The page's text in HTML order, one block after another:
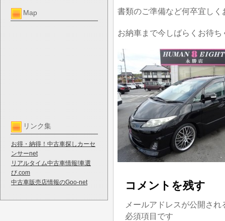
Map
リンク集
お得・納得！中古車探しカーセ
ンサーnet
リアルタイム中古車情報!車選
び.com
中古車販売店情報のGoo-net
書類のご準備など何卒宜しく
お納車まで今しばらくお待ち
コメントを残す
メールアドレスが公開さ
必須項目です